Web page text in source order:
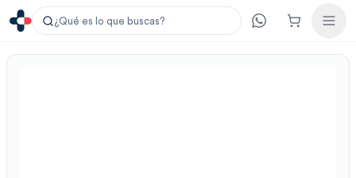
¿Qué es lo que buscas?